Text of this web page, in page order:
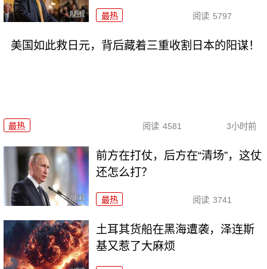
最热 阅读 5797
美国如此救日元，背后藏着三重收割日本的阳谋！
最热 阅读 4581 3小时前
前方在打仗，后方在“清场”，这仗
还怎么打？
最热 阅读 3741
土耳其货船在黑海遭袭，泽连斯
基又惹了大麻烦